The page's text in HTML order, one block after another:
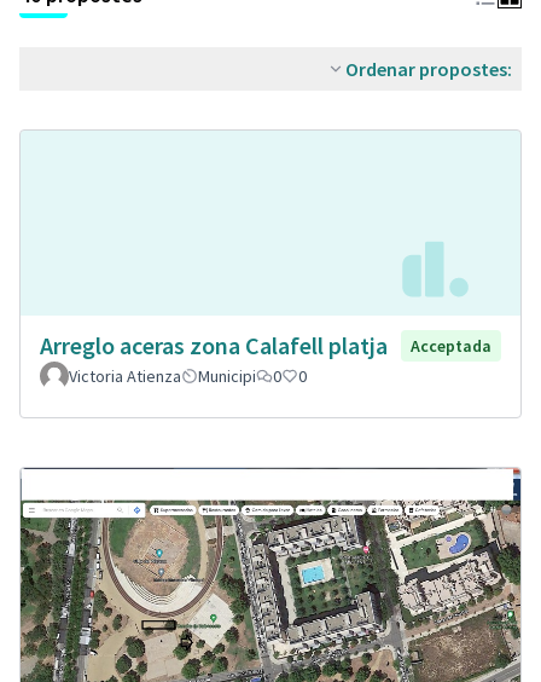
Ordenar propostes:
Arreglo aceras zona Calafell platja
Acceptada
Victoria Atienza
Municipi 0 0